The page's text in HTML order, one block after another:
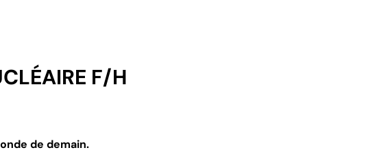
F/H
de demain.